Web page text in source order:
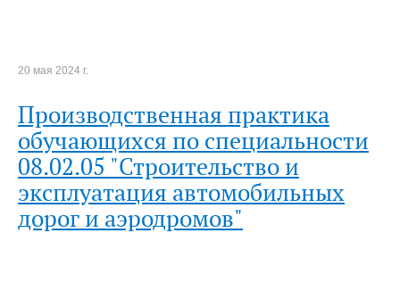
20 мая 2024 г.
Производственная практика
обучающихся по специальности
08.02.05 "Строительство и
эксплуатация автомобильных
дорог и аэродромов"